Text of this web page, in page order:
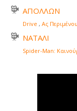
ΑΠΟΛΛΩΝ
Drive , Ας
ΝΑΤΑΛΙ
Spider-Man: